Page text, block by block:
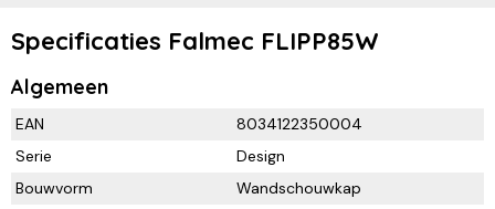
Specificaties Falmec FLIPP85W
Algemeen
EAN
8034122350004
Serie
Design
Bouwvorm
Wandschouwkap